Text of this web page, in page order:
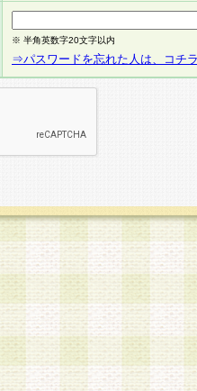
※ 半角英数字20文字以内
⇒パスワードを忘れた人は、コチ